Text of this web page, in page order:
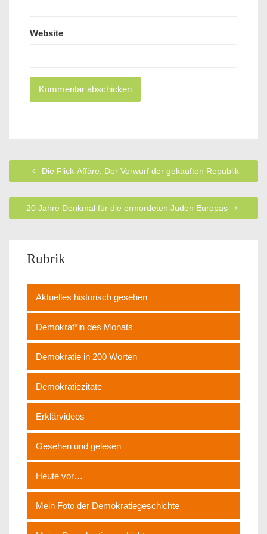
Website
Die Flick-Affäre: Der Vorwurf der gekauften Republik
20 Jahre Denkmal für die ermordeten Juden Europas
Rubrik
Aktuelles historisch gesehen
Demokrat*in des Monats
Demokratie in 200 Worten
Demokratiezitate
Erklärvideos
Gesehen und gelesen
Heute vor…
Mein Foto der Demokratiegeschichte